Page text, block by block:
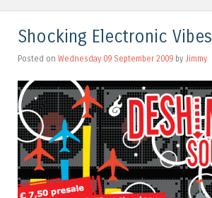
Shocking Electronic Vibes
Posted on Wednesday 09 September 2009 by Jimmy